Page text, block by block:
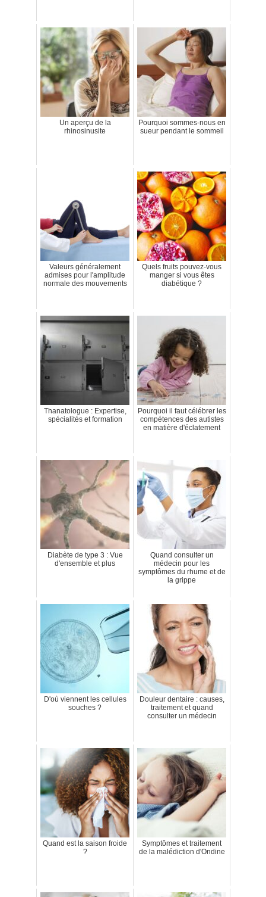
Un aperçu de la
rhinosinusite
Pourquoi sommes-nous en
sueur pendant le sommeil
Valeurs généralement
admises pour l'amplitude
normale des mouvements
Quels fruits pouvez-vous
manger si vous êtes
diabétique ?
Thanatologue : Expertise,
spécialités et formation
Pourquoi il faut célébrer les
compétences des autistes
en matière d'éclatement
Diabète de type 3 : Vue
d'ensemble et plus
Quand consulter un
médecin pour les
symptômes du rhume et de
la grippe
D'où viennent les cellules
souches ?
Douleur dentaire : causes,
traitement et quand
consulter un médecin
Quand est la saison froide
?
Symptômes et traitement
de la malédiction d'Ondine